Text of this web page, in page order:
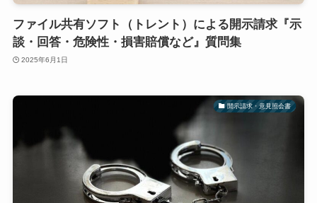
削除・特定
誹謗中傷
ファイル共有ソフト（トレント）による開示請求『示
談・回答・危険性・損害賠償など』質問集
2025年6月1日
開示請求・意見照会書